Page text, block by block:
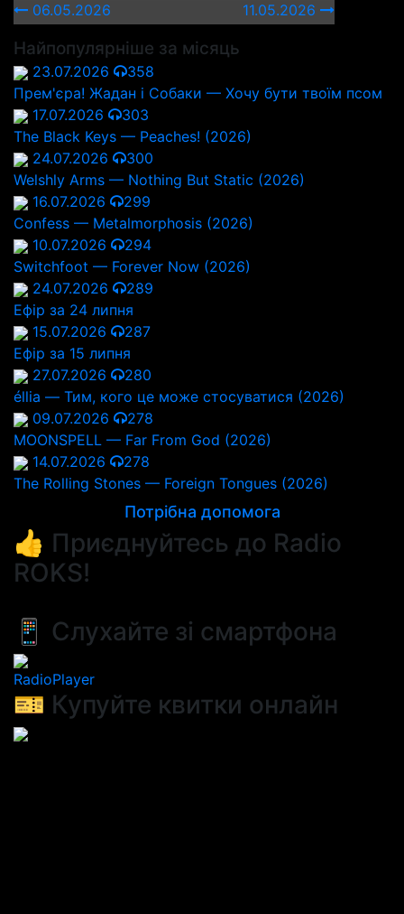
06.05.2026
11.05.2026
Найпопулярніше за місяць
23.07.2026
358
Прем'єра! Жадан і Собаки — Хочу бути твоїм псом
17.07.2026
303
The Black Keys — Peaches! (2026)
24.07.2026
300
Welshly Arms — Nothing But Static (2026)
16.07.2026
299
Confess — Metalmorphosis (2026)
10.07.2026
294
Switchfoot — Forever Now (2026)
24.07.2026
289
Ефір за 24 липня
15.07.2026
287
Ефір за 15 липня
27.07.2026
280
éllia — Тим, кого це може стосуватися (2026)
09.07.2026
278
MOONSPELL — Far From God (2026)
14.07.2026
278
The Rolling Stones — Foreign Tongues (2026)
Потрібна допомога
👍 Приєднуйтесь до Radio
ROKS!
📱 Слухайте зі смартфона
RadioPlayer
🎫 Купуйте квитки онлайн